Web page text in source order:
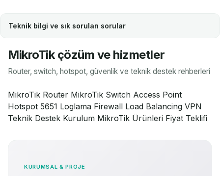
Teknik bilgi ve sık sorulan sorular
MikroTik çözüm ve hizmetler
Router, switch, hotspot, güvenlik ve teknik destek rehberleri
MikroTik Router MikroTik Switch Access Point
Hotspot 5651 Loglama Firewall Load Balancing VPN
Teknik Destek Kurulum MikroTik Ürünleri Fiyat Teklifi
KURUMSAL & PROJE